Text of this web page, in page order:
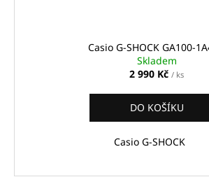
Casio G-SHOCK GA100-
Skladem
2 990 Kč / ks
DO KOŠÍKU
Casio G-SHOCK